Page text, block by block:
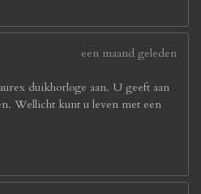
een maand geleden
duikhorloge aan. U geeft aan
Wellicht kunt u leven met een